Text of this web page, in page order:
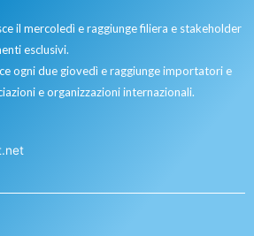
il mercoledì e raggiunge filiera e stakeholder
esclusivi.
ogni due giovedì e raggiunge importatori e
e organizzazioni internazionali.